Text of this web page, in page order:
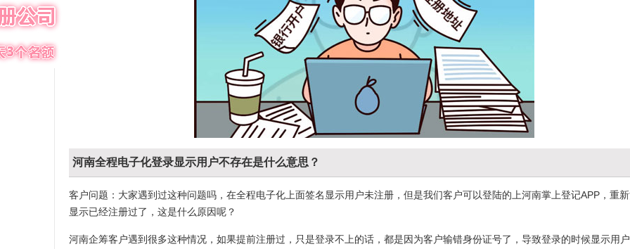
河南全程电子化登录显示用户不存在是什么意思？
客户问题：大家遇到过这种问题吗，在全程电子化上面签名显示用户未注册，但是我们客户可以登陆的上河南掌上登记APP，重
显示已经注册过了，这是什么原因呢？
河南企筹客户遇到很多这种情况，如果提前注册过，只是登录不上的话，都是因为客户输错身份证号了，导致登录的时候显示用